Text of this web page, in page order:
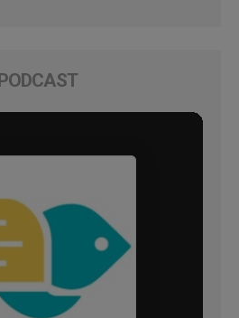
PODCAST